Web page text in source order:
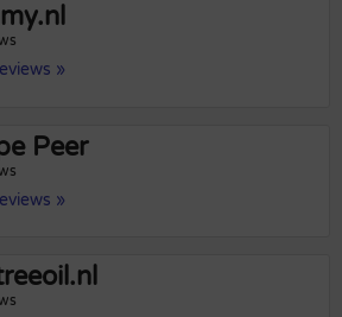
»
Peer
»